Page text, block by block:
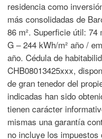
residencia como
más consolidadas de
86 m². Superficie útil:
G – 244 kWh/m² año /
año. Cédula de
CHB08013425xxx,
de gran tenedor del
indicadas han sido
tienen carácter
mismas una garantía
no incluye los